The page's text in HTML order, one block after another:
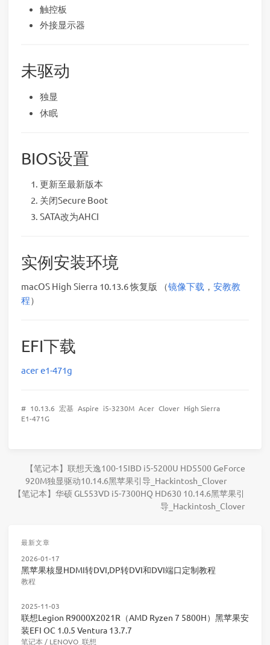
触控板
外接显示器
未驱动
独显
休眠
BIOS设置
更新至最新版本
关闭Secure Boot
SATA改为AHCI
实例安装环境
macOS High Sierra 10.13.6 恢复版 （镜像下载 ， 安教教
程）
EFI下载
acer e1-471g
# 10.13.6 宏基 Aspire i5-3230M Acer Clover High Sierra
E1-471G
【笔记本】联想天逸100-15IBD i5-5200U HD5500 GeForce
920M独显驱动10.14.6黑苹果引导_Hackintosh_Clover
【笔记本】华硕 GL553VD i5-7300HQ HD630 10.14.6黑苹果引
导_Hackintosh_Clover
最新文章
2026-01-17
黑苹果核显HDMI转DVI,DP转DVI和DVI端口定制教程
教程
2025-11-03
联想Legion R9000X2021R（AMD Ryzen 7 5800H）黑苹果安
装EFI OC 1.0.5 Ventura 13.7.7
笔记本/ LENOVO_联想